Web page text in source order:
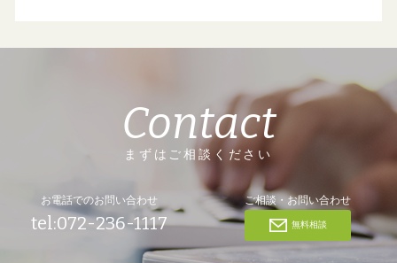
Contact
まずはご相談ください
お電話でのお問い合わせ
tel:072-236-1117
ご相談・お問い合わせ
無料相談